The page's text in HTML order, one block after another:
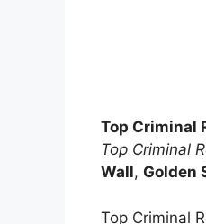
Top Criminal
Top Criminal
Wall, Golden
Top Criminal